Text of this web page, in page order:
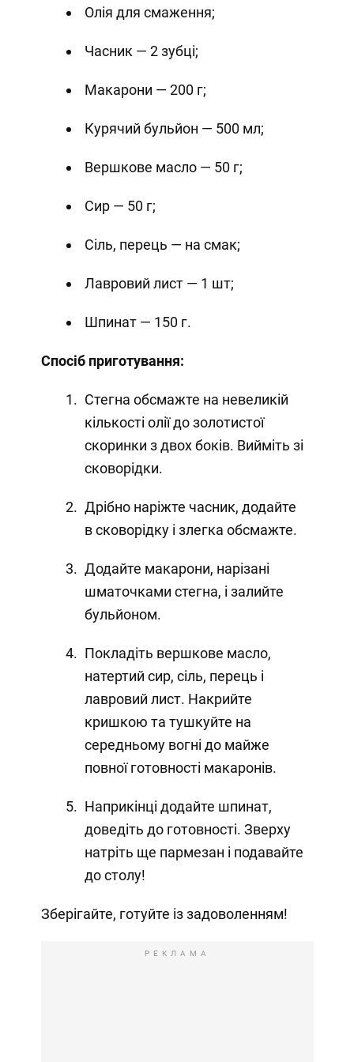
Олія для смаження;
Часник — 2 зубці;
Макарони — 200 г;
Курячий бульйон — 500 мл;
Вершкове масло — 50 г;
Сир — 50 г;
Сіль, перець — на смак;
Лавровий лист — 1 шт;
Шпинат — 150 г.
Спосіб приготування:
Стегна обсмажте на невеликій
кількості олії до золотистої
скоринки з двох боків. Вийміть зі
сковорідки.
Дрібно наріжте часник, додайте
в сковорідку і злегка обсмажте.
Додайте макарони, нарізані
шматочками стегна, і залийте
бульйоном.
Покладіть вершкове масло,
натертий сир, сіль, перець і
лавровий лист. Накрийте
кришкою та тушкуйте на
середньому вогні до майже
повної готовності макаронів.
Наприкінці додайте шпинат,
доведіть до готовності. Зверху
натріть ще пармезан і подавайте
до столу!
Зберігайте, готуйте із задоволенням!
РЕКЛАМА